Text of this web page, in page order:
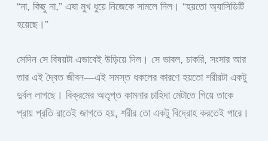
“না, কিছু না,” এষা মুখ ধুয়ে নিজেকে সামলে নিল। “হয়তো অ্যাসিডিটি
হয়েছে।”
সেদিন সে বিষয়টা এভাবেই উড়িয়ে দিল। সে ভাবল, চাকরি, সংসার আর
তার এই দ্বৈত জীবন—এই সমস্ত ধকলের কারণে হয়তো শরীরটা একটু
দুর্বল লাগছে। বিক্রমের অতৃপ্ত কামনার চাহিদা মেটাতে গিয়ে তাকে
প্রায় প্রতি রাতেই জাগতে হয়, শরীর তো একটু বিদ্রোহ করতেই পারে।